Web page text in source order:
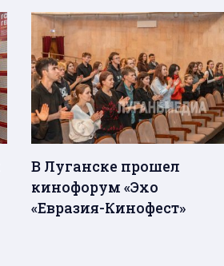
В Луганске прошел
кинофорум «Эхо
«Евразия-Кинофест»